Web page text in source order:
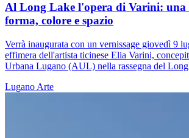
Al Long Lake l'opera di Varini: una
forma, colore e spazio
Verrà inaugurata con un vernissage giovedì 9
effimera dell'artista ticinese Elia Varini,
Urbana Lugano (AUL) nella rassegna del
Lugano Arte